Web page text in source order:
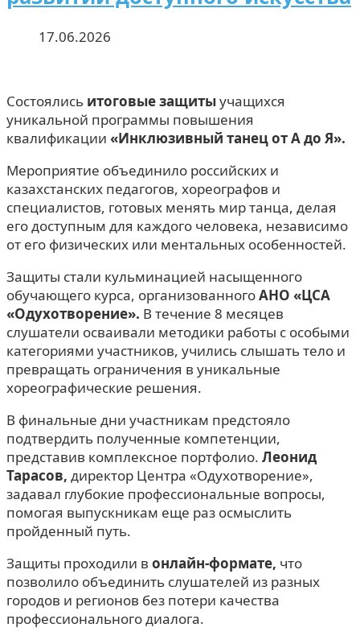
17.06.2026
Состоялись итоговые защитыучащихся
уникальной программы повышения
квалификации «Инклюзивный танец от А до Я».
Мероприятие объединило российских и
казахстанских педагогов, хореографов и
специалистов, готовых менять мир танца, делая
его доступным для каждого человека, независимо
от его физических или ментальных особенностей.
Защиты стали кульминацией насыщенного
обучающего курса, организованногоАНО «ЦСА
«Одухотворение». В течение 8 месяцев
слушатели осваивали методики работы с особыми
категориями участников, учились слышать тело и
превращать ограничения в уникальные
хореографические решения.
В финальные дни участникам предстояло
подтвердить полученные компетенции,
представив комплексное портфолио. Леонид
Тарасов, директор Центра «Одухотворение»,
задавал глубокие профессиональные вопросы,
помогая выпускникам еще раз осмыслить
пройденный путь.
Защиты проходили в онлайн-формате, что
позволило объединить слушателей из разных
городов и регионов без потери качества
профессионального диалога.